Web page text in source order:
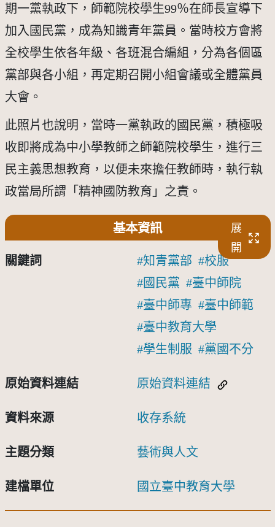
期一黨執政下，師範院校學生99％在師長宣導下
加入國民黨，成為知識青年黨員。當時校方會將
全校學生依各年級、各班混合編組，分為各個區
黨部與各小組，再定期召開小組會議或全體黨員
大會。
此照片也說明，當時一黨執政的國民黨，積極吸
收即將成為中小學教師之師範院校學生，進行三
民主義思想教育，以便未來擔任教師時，執行執
政當局所謂「精神國防教育」之責。
基本資訊
展
開
關鍵詞 知青黨部
校服
國民黨
臺中師院
臺中師專
臺中師範
臺中教育大學
學生制服
黨國不分
原始資料連結 原始資料連結
資料來源 收存系統
主題分類 藝術與人文
建檔單位 國立臺中教育大學